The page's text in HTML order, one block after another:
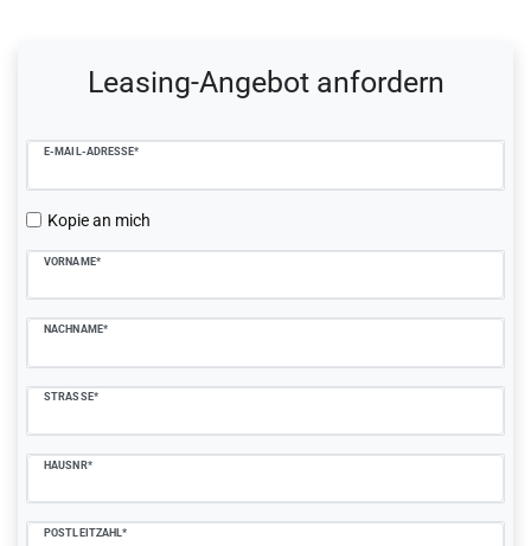
Leasing-Angebot anfordern
E-MAIL-ADRESSE*
Kopie an mich
VORNAME*
NACHNAME*
STRASSE*
HAUSNR*
POSTLEITZAHL*